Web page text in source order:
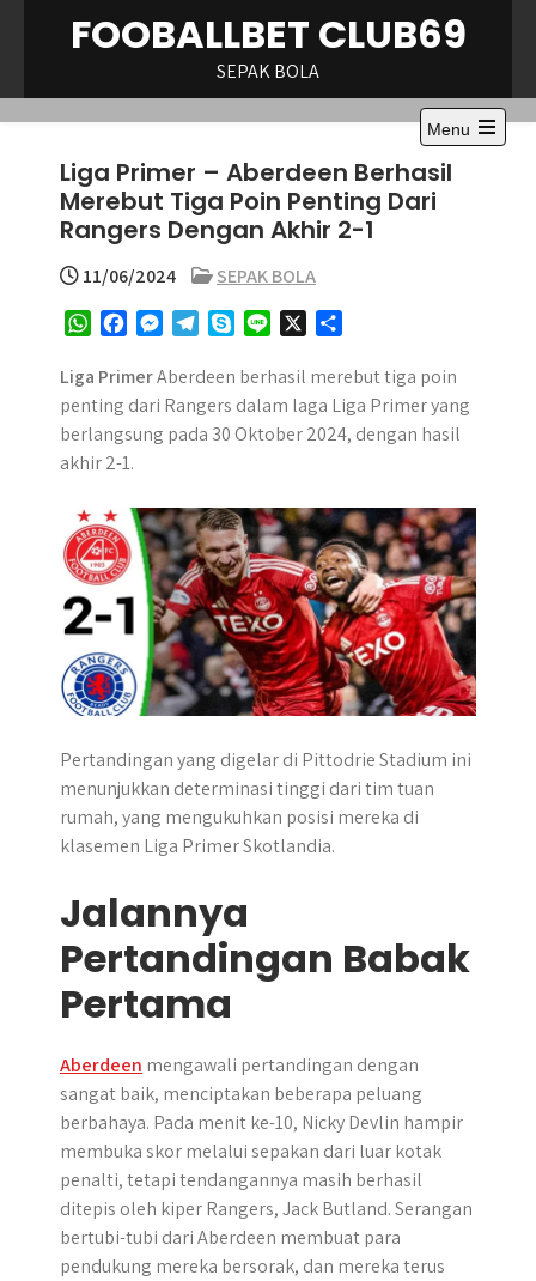
FOOBALLBET CLUB69
SEPAK BOLA
Menu
Open
Liga Primer – Aberdeen Berhasil
Merebut Tiga Poin Penting Dari
Rangers Dengan Akhir 2-1
11/06/2024
SEPAK BOLA
W
a
t
s
A
c
e
b
k
s
s
e
e
r
l
e
g
m
y
p
e
n
e
a
r
e
Liga PrimerAberdeen berhasil merebut tiga poin
penting dari Rangers dalam laga Liga Primer yang
berlangsung pada 30 Oktober 2024, dengan hasil
akhir 2-1.
Pertandingan yang digelar di Pittodrie Stadium ini
menunjukkan determinasi tinggi dari tim tuan
rumah, yang mengukuhkan posisi mereka di
klasemen Liga Primer Skotlandia.
Jalannya
Pertandingan Babak
Pertama
Aberdeen mengawali pertandingan dengan
sangat baik, menciptakan beberapa peluang
berbahaya. Pada menit ke-10, Nicky Devlin hampir
membuka skor melalui sepakan dari luar kotak
penalti, tetapi tendangannya masih berhasil
ditepis oleh kiper Rangers, Jack Butland. Serangan
bertubi-tubi dari Aberdeen membuat para
pendukung mereka bersorak, dan mereka terus